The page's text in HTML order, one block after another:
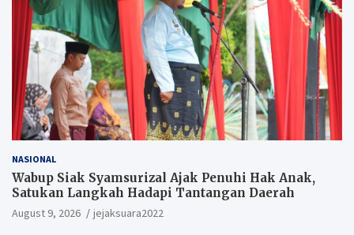
NASIONAL
Wabup Siak Syamsurizal Ajak Penuhi Hak Anak,
Satukan Langkah Hadapi Tantangan Daerah
August 9, 2026 jejaksuara2022